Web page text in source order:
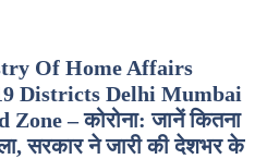
Of Home Affairs
Districts Delhi Mumbai
– कोरोना: जानें कितना
सरकार ने जारी की देशभर के